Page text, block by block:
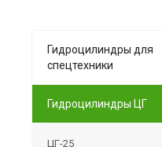
Гидроцилиндры для
спецтехники
Гидроцилиндры ЦГ
ЦГ-25